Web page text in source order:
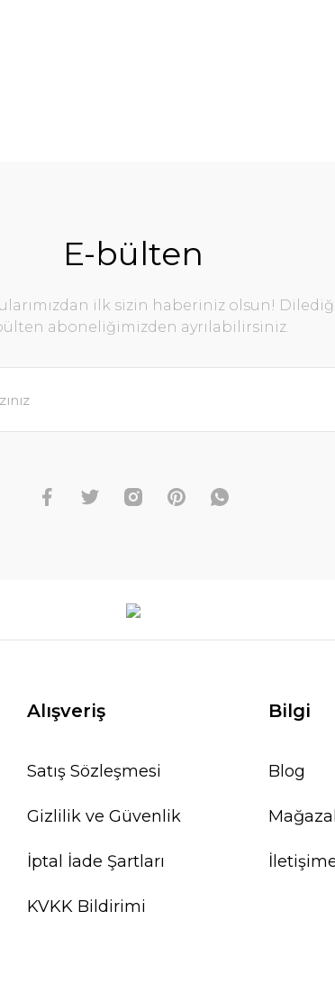
E-bülten
ilk sizin haberiniz olsun!
aboneliğimizden ayrılabilirsiniz.
Alışveriş
Satış Sözleşmesi
Gizlilik ve Güvenlik
İptal İade Şartları
KVKK Bildirimi
Bilgi
Blog